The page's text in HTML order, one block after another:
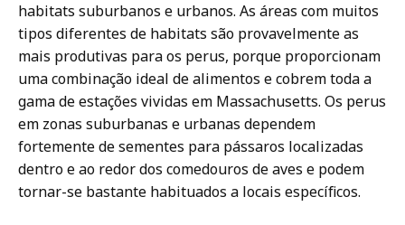
habitats suburbanos e urbanos. As áreas com muitos
tipos diferentes de habitats são provavelmente as
mais produtivas para os perus, porque proporcionam
uma combinação ideal de alimentos e cobrem toda a
gama de estações vividas em Massachusetts. Os perus
em zonas suburbanas e urbanas dependem
fortemente de sementes para pássaros localizadas
dentro e ao redor dos comedouros de aves e podem
tornar-se bastante habituados a locais específicos.